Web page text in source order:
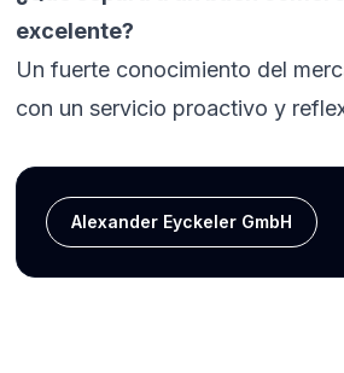
excelente?
Un fuerte conocimiento del
con un servicio proactivo y
Alexander Eyckeler GmbH